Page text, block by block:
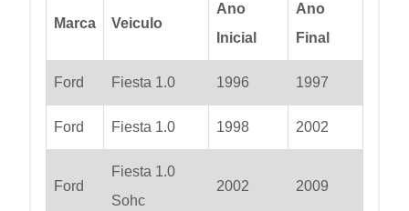
Marca Veiculo
Ano
Inicial
Ano
Final
Ford Fiesta 1.0 1996 1997
Ford Fiesta 1.0 1998 2002
Ford
Fiesta 1.0
Sohc
2002 2009